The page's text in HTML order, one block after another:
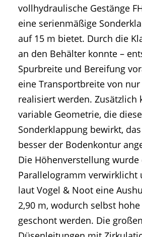
vollhydraulische Gestänge
eine serienmäßige
auf 15 m bietet. Durch die
an den Behälter konnte –
Spurbreite und Bereifung
eine Transportbreite von nur
realisiert werden. Zusätzlich
variable Geometrie, die diese
Sonderklappung bewirkt,
besser der Bodenkontur
Die Höhenverstellung
Parallelogramm verwirklicht
laut Vogel & Noot eine
2,90 m, wodurch selbst
geschont werden. Die großen